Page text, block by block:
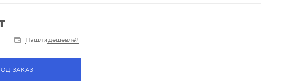
Нашли дешевле?
ЗАКАЗ